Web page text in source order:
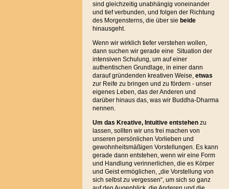
sind gleichzeitig unabhängig voneinander
und tief verbunden, und folgen der Richtung
des Morgensterns, die über sie beide
hinausgeht.
Wenn wir wirklich tiefer verstehen wollen,
dann suchen wir gerade eine Situation der
intensiven Schulung, um auf einer
authentischen Grundlage, in einer dann
darauf gründenden kreativen Weise, etwas
zur Reife zu bringen und zu fördern - unser
eigenes Leben, das der Anderen und
darüber hinaus das, was wir Buddha-Dharma
nennen.
Um das Kreative, Intuitive entstehenzu
lassen, sollten wir uns frei machen von
unseren persönlichen Vorlieben und
gewohnheitsmäßigen Vorstellungen. Es kann
gerade dann entstehen, wenn wir eine Form
und Handlung verinnerlichen, die es Körper
und Geist ermöglichen, „die Vorstellung von
sich selbst zu vergessen“, um sich so ganz